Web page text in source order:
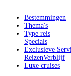
Bestemmingen
Thema's
Type reis
Specials
Exclusieve
ReizenVerblijf
Luxe cruises